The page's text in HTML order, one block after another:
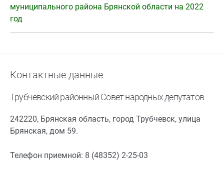
муниципального района Брянской области на 2022
год
Контактные данные
Трубчевский районный Совет народных депутатов
242220, Брянская область, город Трубчевск, улица
Брянская, дом 59.
Телефон приемной: 8 (48352) 2-25-03